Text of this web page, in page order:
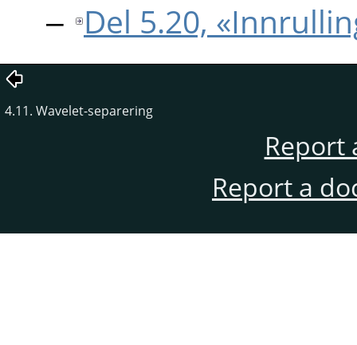
Del 5.20,
4.11. Wavelet-separering
Report
Report a